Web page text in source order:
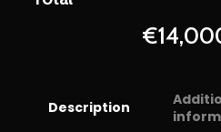
€
Description